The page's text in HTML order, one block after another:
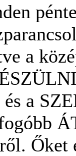
a
a
Őket